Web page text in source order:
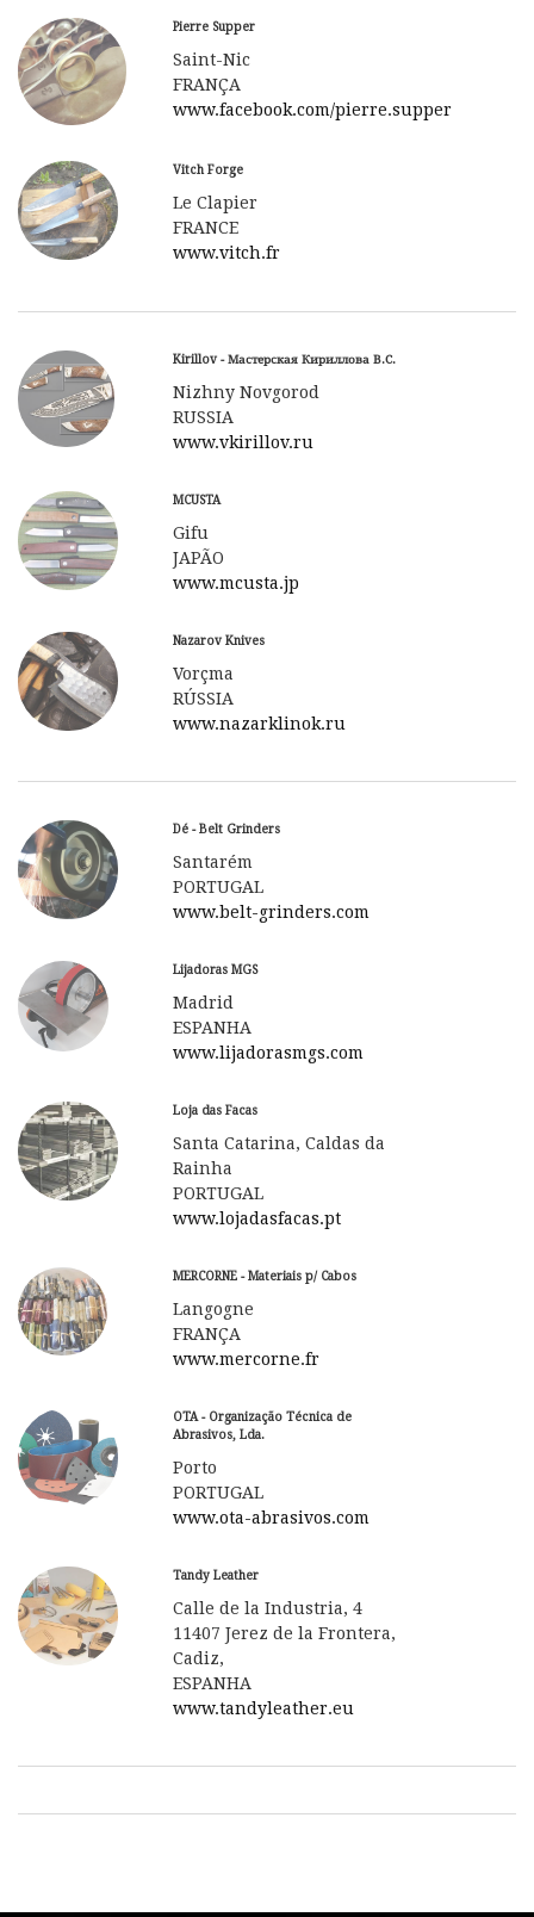
Pierre Supper
Saint-Nic
FRANÇA
www.facebook.com/pierre.supper
Vitch Forge
Le Clapier
FRANCE
www.vitch.fr
Nazarov Knives
Vorçma
RÚSSIA
www.nazarklinok.ru
MCUSTA
Gifu
JAPÃO
www.mcusta.jp
Kirillov - Мастерская Кириллова В.С.
Nizhny Novgorod
RUSSIA
www.vkirillov.ru
Dé - Belt Grinders
Santarém
PORTUGAL
www.belt-grinders.com
MERCORNE - Materiais p/ Cabos
Langogne
FRANÇA
www.mercorne.fr
Lijadoras MGS
Madrid
ESPANHA
www.lijadorasmgs.com
Tandy Leather
Calle de la Industria, 4
11407 Jerez de la Frontera,
Cadiz,
ESPANHA
www.tandyleather.eu
Loja das Facas
Santa Catarina, Caldas da
Rainha
PORTUGAL
www.lojadasfacas.pt
OTA - Organização Técnica de
Abrasivos, Lda.
Porto
PORTUGAL
www.ota-abrasivos.com